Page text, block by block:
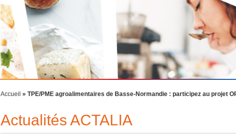
Accueil » TPE/PME agroalimentaires de Basse-Normandie : participez au projet
Actualités ACTALIA